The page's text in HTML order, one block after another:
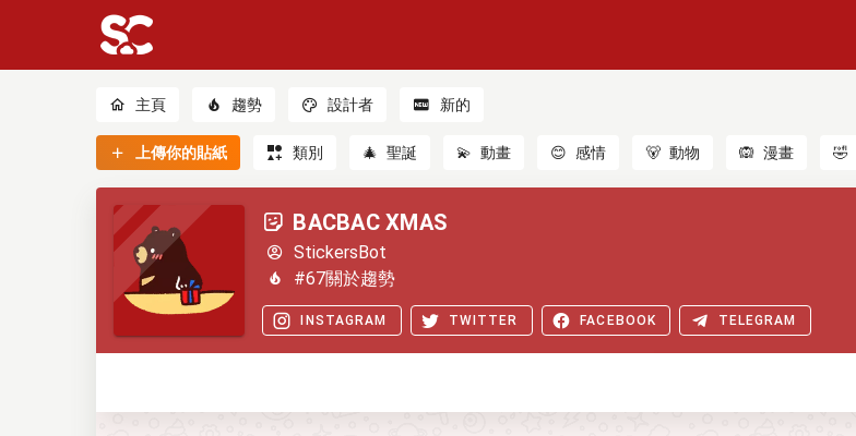
主頁 趨勢 設計者 新的
上傳你的貼紙 類別 🎄 聖誕 💫 動畫 😊 感情 🐻 動物 🙉 漫畫 🤣
BACBAC XMAS
StickersBot
#67關於趨勢
INSTAGRAM TWITTER FACEBOOK TELEGRAM